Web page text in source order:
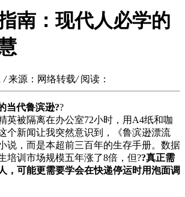
南：现代人必学的
/ 来源：网络转载/ 阅读：
当代鲁滨逊??
英被隔离在办公室72小时，用A4纸和咖
个新闻让我突然意识到，《鲁滨逊漂流
说，而是本超前三百年的生存手册。数据
培训市场规模五年涨了8倍，但??真正需
，可能更需要学会在快递停运时用泡面调